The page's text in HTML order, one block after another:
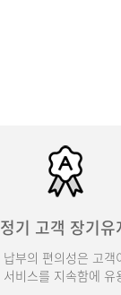
정기 고객 장기유
납부의 편의성은 고객
서비스를 지속함에 유